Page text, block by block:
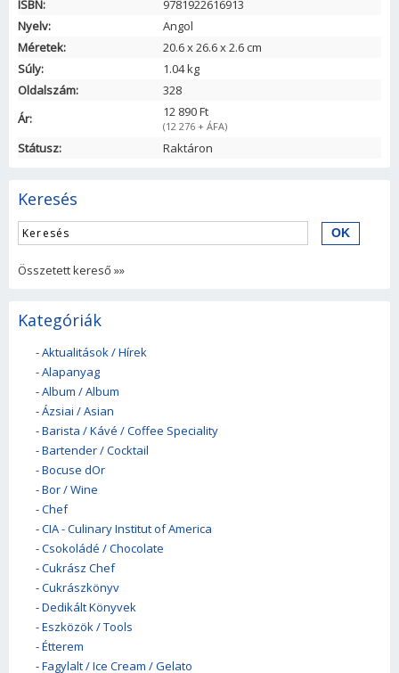
ISBN:
9781922616913
Nyelv:
Angol
Méretek:
20.6x26.6x2.6cm
Súly:
1.04 kg
Oldalszám:
328
Ár:
12 890 Ft
(12 276 + ÁFA)
Státusz: Raktáron
Keresés
Összetett kereső »»
Kategóriák
-Aktualitások / Hírek
-Alapanyag
-Album / Album
-Ázsiai / Asian
-Barista / Kávé / Coffee Speciality
-Bartender / Cocktail
-Bocuse dOr
-Bor / Wine
-Chef
-CIA - Culinary Institut of America
-Csokoládé / Chocolate
-Cukrász Chef
-Cukrászkönyv
-Dedikált Könyvek
-Eszközök / Tools
-Étterem
-Fagylalt / Ice Cream / Gelato